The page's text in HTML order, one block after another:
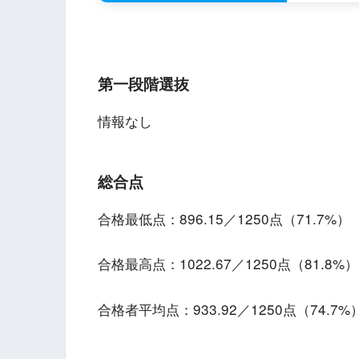
第一段階選抜
情報なし
総合点
合格最低点：896.15／1250点（71.7%）
合格最高点：1022.67／1250点（81.8%）
合格者平均点：933.92／1250点（74.7%